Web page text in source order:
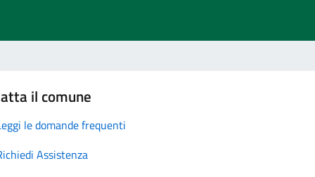
il comune
le domande frequenti
Assistenza